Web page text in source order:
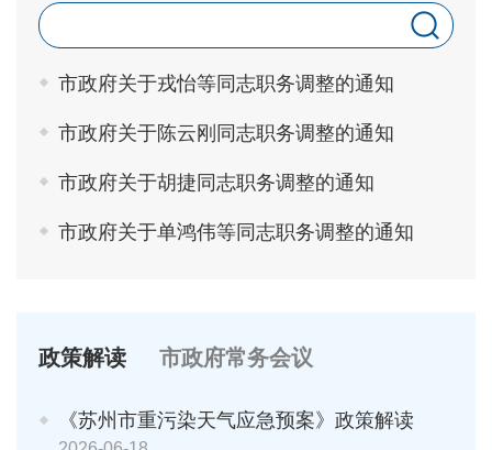
市政府关于戎怡等同志职务调整的通知
市政府关于陈云刚同志职务调整的通知
市政府关于胡捷同志职务调整的通知
市政府关于单鸿伟等同志职务调整的通知
政策解读 市政府常务会议
《苏州市重污染天气应急预案》政策解读